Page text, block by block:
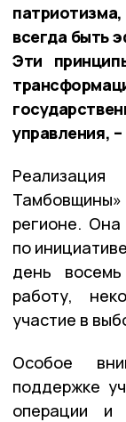
всегда быть
Эти
управления,
регионе.
по
день
работу,
участие в
Особое
поддержке
операции